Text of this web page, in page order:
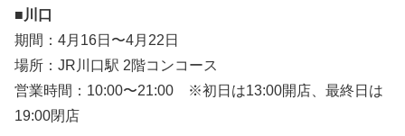
■川口
期間：4月16日〜4月22日
場所：JR川口駅 2階コンコース
営業時間：10:00〜21:00 ※初日は13:00開店、最終日は
19:00閉店